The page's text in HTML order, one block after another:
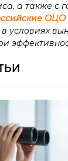
а также с
ОЦО
в условиях